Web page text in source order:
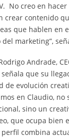
No creo en
crear contenido
que hablen en
del marketing”,
Andrade,
que su
de evolución
en Claudio, no
sino un
que ocupa bien
perfil combina